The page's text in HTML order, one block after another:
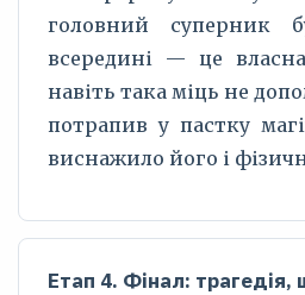
головний суперник
всередині — це
навіть така міць не
потрапив у пастку
виснажило його і
Етап 4. Фінал: трагедія,